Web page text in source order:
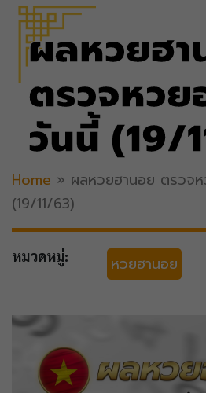
ผลหวยฮา
ตรวจหวย
วันนี้ (19/
Home » ผลหวยฮานอย ตรวจ
(19/11/63)
หมวดหมู่: หวยฮานอย